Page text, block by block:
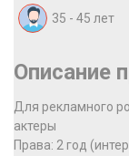
35 - 45 лет
Описание
Для рекламного
актеры
Права: 2 год